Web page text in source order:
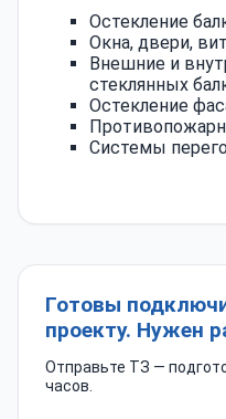
Остекление
Окна, двери,
Внешние и
стеклянных
Остекление
Системы
Готовы
проекту. Нужен
Отправьте ТЗ —
часов.